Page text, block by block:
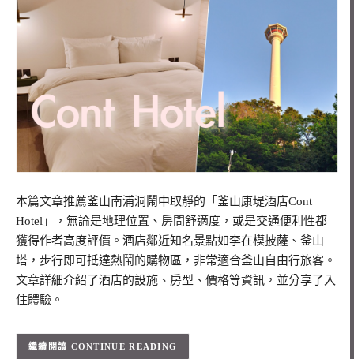
本篇文章推薦釜山南浦洞鬧中取靜的「釜山康堤酒店Cont
Hotel」，無論是地理位置、房間舒適度，或是交通便利性都
獲得作者高度評價。酒店鄰近知名景點如李在模披薩、釜山
塔，步行即可抵達熱鬧的購物區，非常適合釜山自由行旅客。
文章詳細介紹了酒店的設施、房型、價格等資訊，並分享了入
住體驗。
CONTINUE READING